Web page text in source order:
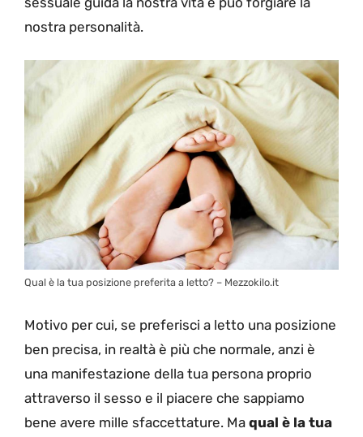
nostra personalità.
Qual è la tua posizione preferita a letto? – Mezzokilo.it
Motivo per cui, se preferisci a letto una posizione
ben precisa, in realtà è più che normale, anzi è
una manifestazione della tua persona proprio
attraverso il sesso e il piacere che sappiamo
bene avere mille sfaccettature. Ma qual è la tua